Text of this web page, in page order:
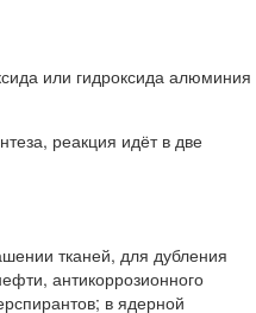
или гидроксида алюминия
реакция идёт в две
тканей, для дубления
антикоррозионного
в ядерной